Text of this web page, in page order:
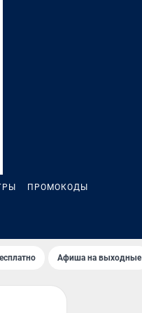
ПРОМОКОДЫ
Афиша на выходные